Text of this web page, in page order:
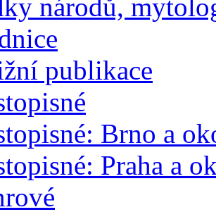
národů,
publikace
Brno a
Praha a